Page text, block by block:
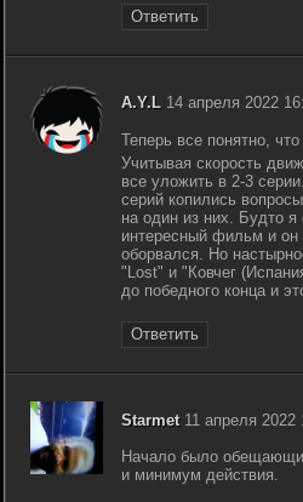
Ответить
A.Y.L 14 апреля 2022
Теперь все понятно,
Учитывая скорость
все уложить в 2-3
серий копились
на один из них. Будто я
интересный фильм и он
оборвался. Но
"Lost" и "Ковчег
до победного конца и
Ответить
Starmet11 апреля 2022
Начало было
и минимум действия.